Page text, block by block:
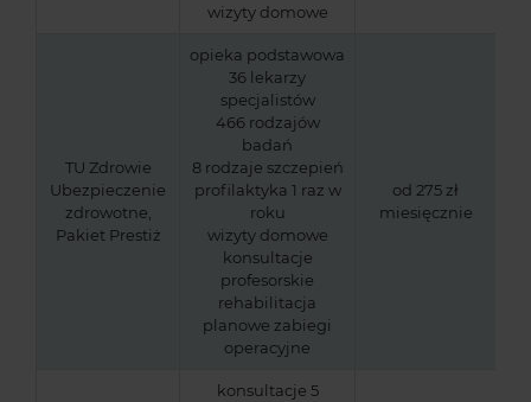
wizyty domowe
TU Zdrowie
Ubezpieczenie
zdrowotne,
Pakiet Prestiż
opieka podstawowa
36 lekarzy
specjalistów
466 rodzajów
badań
8 rodzaje szczepień
profilaktyka 1 raz w
roku
wizyty domowe
konsultacje
profesorskie
rehabilitacja
planowe zabiegi
operacyjne
od 275 zł
miesięcznie
konsultacje 5